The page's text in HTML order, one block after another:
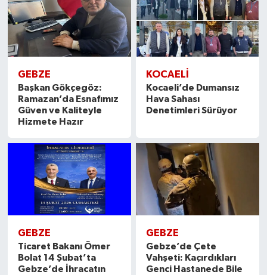
GEBZE
Başkan Gökçegöz:
Ramazan’da Esnafımız
Güven ve Kaliteyle
Hizmete Hazır
KOCAELİ
Kocaeli’de Dumansız
Hava Sahası
Denetimleri Sürüyor
GEBZE
Ticaret Bakanı Ömer
Bolat 14 Şubat’ta
Gebze’de İhracatın
GEBZE
Gebze’de Çete
Vahşeti: Kaçırdıkları
Genci Hastanede Bile